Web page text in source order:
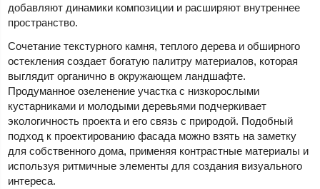
добавляют динамики композиции и расширяют внутреннее
пространство.
Сочетание текстурного камня, теплого дерева и обширного
остекления создает богатую палитру материалов, которая
выглядит органично в окружающем ландшафте.
Продуманное озеленение участка с низкорослыми
кустарниками и молодыми деревьями подчеркивает
экологичность проекта и его связь с природой. Подобный
подход к проектированию фасада можно взять на заметку
для собственного дома, применяя контрастные материалы и
используя ритмичные элементы для создания визуального
интереса.